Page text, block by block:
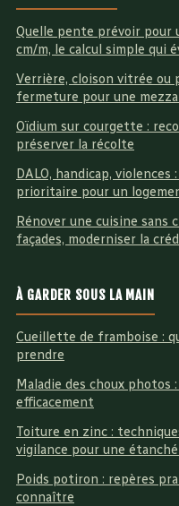
Quelle pente prévoir pour
cm/m, le calcul simple qui
Verrière, cloison vitrée ou
fermeture pour une
Oïdium sur courgette :
préserver la récolte
DALO, handicap,
prioritaire pour un
Rénover une cuisine sans
façades, moderniser la
À GARDER SOUS LA MAIN
Cueillette de framboise :
prendre
Maladie des choux
efficacement
Toiture en zinc :
vigilance pour une
Poids potiron : repères
connaître